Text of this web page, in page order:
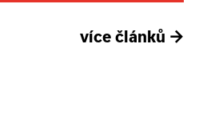
více článků →